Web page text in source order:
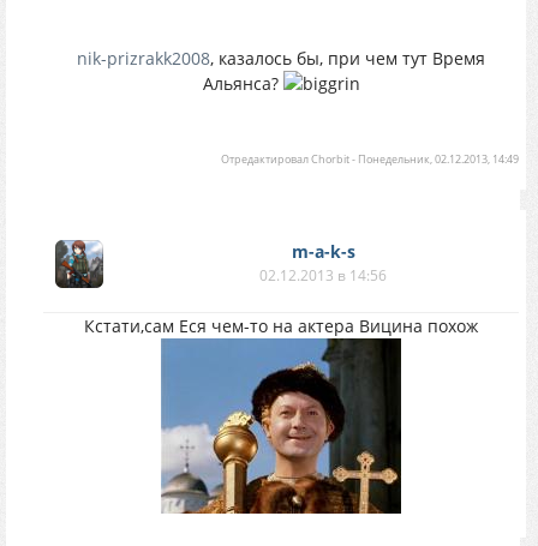
nik-prizrakk2008, казалось бы, при чем тут Время
Альянса?
ОтредактировалChorbit- Понедельник, 02.12.2013, 14:49
m-a-k-s
02.12.2013 в 14:56
Кстати,сам Еся чем-то на актера Вицина похож